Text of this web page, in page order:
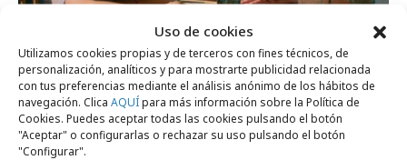
Uso de cookies
Utilizamos cookies propias y de terceros con fines técnicos, de
personalización, analíticos y para mostrarte publicidad relacionada
con tus preferencias mediante el análisis anónimo de los hábitos de
navegación. Clica AQUÍpara más información sobre la Política de
Cookies. Puedes aceptar todas las cookies pulsando el botón
"Aceptar" o configurarlas o rechazar su uso pulsando el botón
"Configurar".
domingo, 23 de junio 2024
Campofrío estrena su nueva campaña
"Equivalencias"